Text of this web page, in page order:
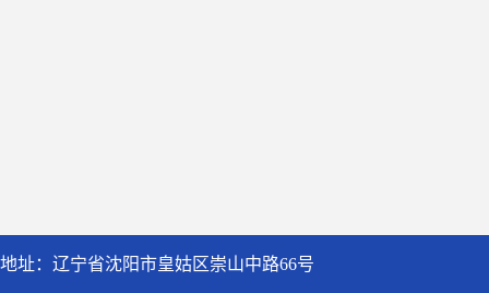
地址：辽宁省沈阳市皇姑区崇山中路66号